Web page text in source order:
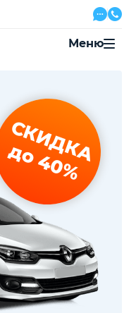
выходных
2, к5
мне
Меню
СКИДКА
до 40%